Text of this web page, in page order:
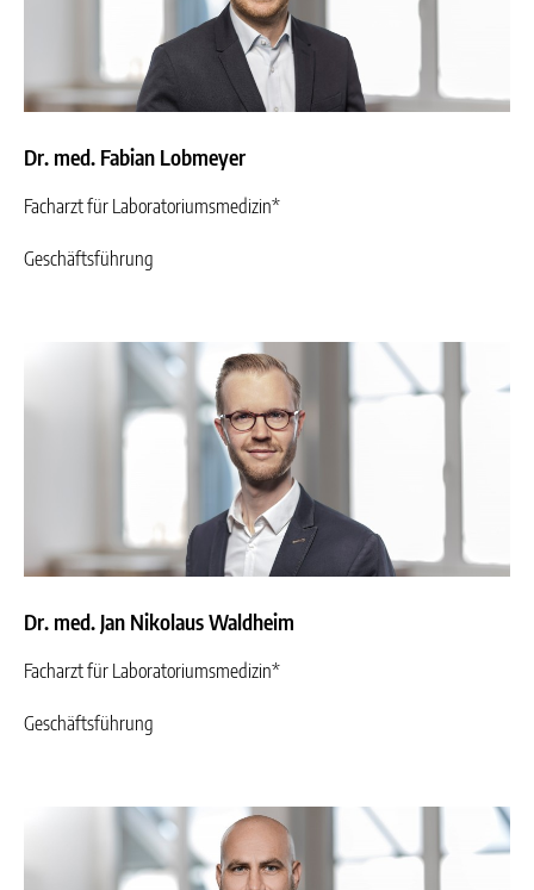
Dr. med. Fabian Lobmeyer
Facharzt für Laboratoriumsmedizin*
Geschäftsführung
Dr. med. Jan Nikolaus Waldheim
Facharzt für Laboratoriumsmedizin*
Geschäftsführung